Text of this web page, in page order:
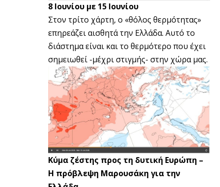
8 Ιουνίου με 15 Ιουνίου
Στον τρίτο χάρτη, ο «θόλος θερμότητας»
επηρεάζει αισθητά την Ελλάδα. Αυτό το
διάστημα είναι και το θερμότερο που έχει
σημειωθεί -μέχρι στιγμής- στην χώρα μας.
Κύμα ζέστης προς τη δυτική Ευρώπη –
Η πρόβλεψη Μαρουσάκη για την